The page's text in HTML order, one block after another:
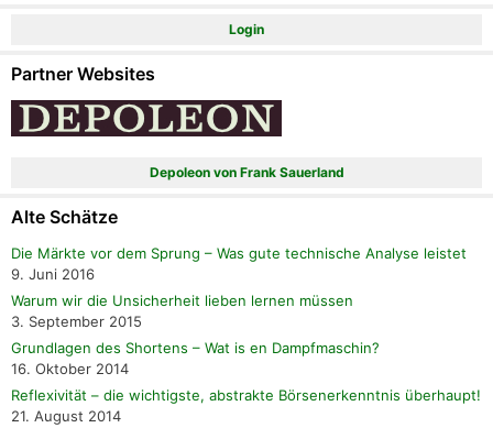
Login
Partner Websites
Depoleon von Frank Sauerland
Alte Schätze
Die Märkte vor dem Sprung – Was gute technische Analyse leistet
9. Juni 2016
Warum wir die Unsicherheit lieben lernen müssen
3. September 2015
Grundlagen des Shortens – Wat is en Dampfmaschin?
16. Oktober 2014
Reflexivität – die wichtigste, abstrakte Börsenerkenntnis überhaupt!
21. August 2014